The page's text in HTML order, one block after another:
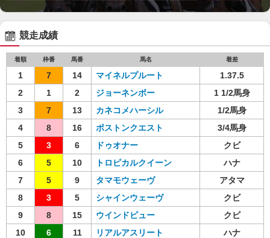
競走成績
着順 枠番 馬番 馬名 着差
1 7 14 マイネルプルート
1.37.5
2
1 2 ジョーネンボー
1 1/2馬身
3
7 13 カネコメハーシル
1/2馬身
4
8 16 ボストンクエスト
3/4馬身
5
3 6 ドゥオナー
クビ
6
5 10 トロピカルクイーン
ハナ
7
5 9 タマモウェーヴ
アタマ
8
3 5 シャインウェーヴ
クビ
9
8 15 ウインドビュー
クビ
10
6 11 リアルアスリート
ハナ